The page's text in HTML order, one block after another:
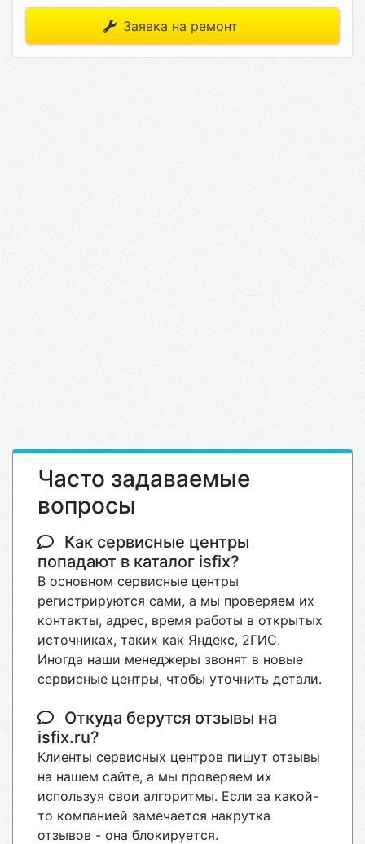
Заявка на ремонт
Часто задаваемые
вопросы
Как сервисные центры
попадают в каталог isfix?
В основном сервисные центры
регистрируются сами, а мы проверяем их
контакты, адрес, время работы в открытых
источниках, таких как Яндекс, 2ГИС.
Иногда наши менеджеры звонят в новые
сервисные центры, чтобы уточнить детали.
Откуда берутся отзывы на
isfix.ru?
Клиенты сервисных центров пишут отзывы
на нашем сайте, а мы проверяем их
используя свои алгоритмы. Если за какой-
то компанией замечается накрутка
отзывов - она блокируется.